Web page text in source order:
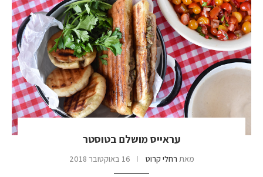
עראייס מושלם בטוסטר
מאת רחלי קרוט 16 באוקטובר 2018